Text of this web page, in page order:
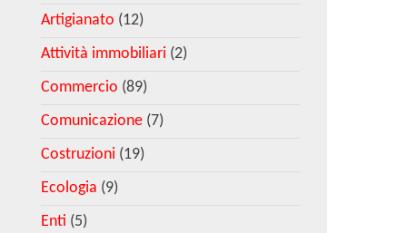
Artigianato (12)
Attività immobiliari (2)
Commercio (89)
Comunicazione (7)
Costruzioni (19)
Ecologia (9)
Enti (5)